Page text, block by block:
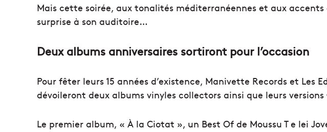
Mais cette soirée, aux tonalités méditerranéennes et aux accents
surprise à son auditoire…
Deux albums anniversaires sortiront pour l’occasion
Pour fêter leurs 15 années d’existence, Manivette Records et Les
dévoileront deux albums vinyles collectors ainsi que leurs
Le premier album, « À la Ciotat », un Best Of de Moussu T e lei